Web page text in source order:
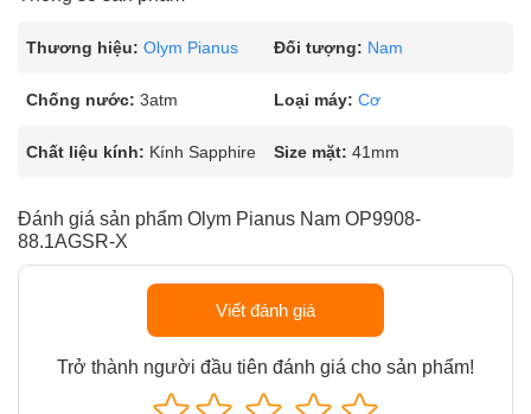
Thương hiệu: Olym Pianus Đối tượng: Nam
Chống nước: 3atm Loại máy: Cơ
Chất liệu kính: Kính Sapphire Size mặt: 41mm
Đánh giá sản phẩm Olym Pianus Nam OP9908-
88.1AGSR-X
Viết đánh giá
Trở thành người đầu tiên đánh giá cho sản phẩm!